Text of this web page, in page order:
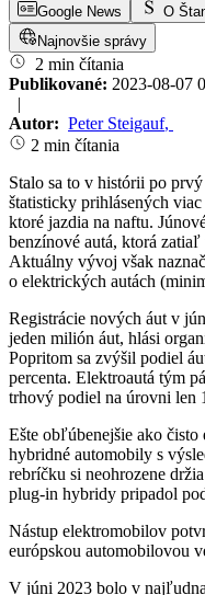
Google News O
Najnovšie správy
2 min čítania
Publikované: 2023-08-07
|
Autor: Peter Steigauf,
2 min čítania
Stalo sa to v histórii po
štatisticky prihlásených
ktoré jazdia na naftu.
benzínové autá, ktorá
Aktuálny vývoj však
o elektrických autách
Registrácie nových áut v
jeden milión áut, hlási
Popritom sa zvýšil podiel
percenta. Elektroautá tým
trhový podiel na úrovni len
Ešte obľúbenejšie ako
hybridné automobily s
rebríčku si neohrozene
plug-in hybridy pripadol
Nástup elektromobilov
európskou automobilovou
V júni 2023 bolo v